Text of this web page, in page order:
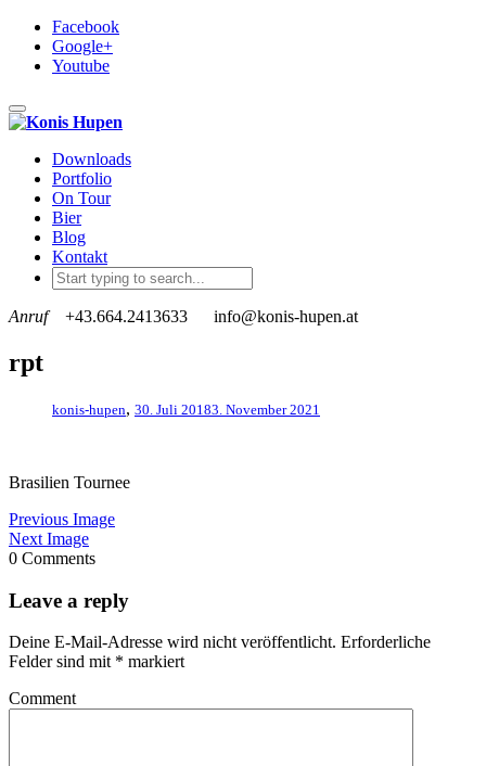
Facebook
Google+
Youtube
Toggle navigation
Downloads
Portfolio
On Tour
Bier
Blog
Kontakt
Anruf +43.664.2413633 info@konis-hupen.at
rpt
konis-hupen, 30. Juli 20183. November 2021
Brasilien Tournee
Previous Image
Next Image
0 Comments
Leave a reply
Deine E-Mail-Adresse wird nicht veröffentlicht. Erforderliche
Felder sind mit * markiert
Comment